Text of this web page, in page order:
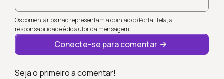
Os comentários não representam a opinião do Portal Tela; a
responsabilidade é do autor da mensagem.
Conecte-se para comentar
Seja o primeiro a comentar!